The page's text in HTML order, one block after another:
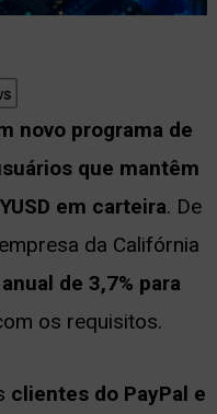
novo programa de
que mantêm
em carteira. De
da Califórnia
de 3,7% para
os requisitos.
clientes do PayPal e